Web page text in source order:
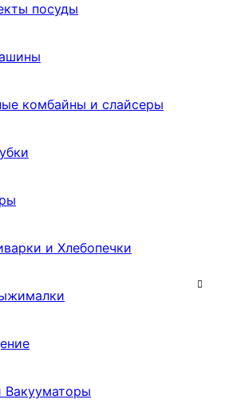
посуды
комбайны и слайсеры
и Хлебопечки
Вакууматоры